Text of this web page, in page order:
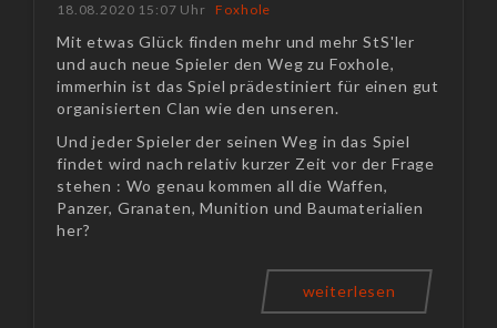
18.08.2020 15:07 Uhr Foxhole
Mit etwas Glück finden mehr und mehr StS'ler
und auch neue Spieler den Weg zu Foxhole,
immerhin ist das Spiel prädestiniert für einen gut
organisierten Clan wie den unseren.
Und jeder Spieler der seinen Weg in das Spiel
findet wird nach relativ kurzer Zeit vor der Frage
stehen : Wo genau kommen all die Waffen,
Panzer, Granaten, Munition und Baumaterialien
her?
weiterlesen